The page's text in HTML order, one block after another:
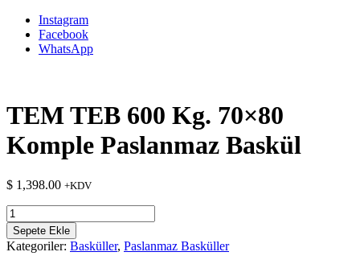
Instagram
Facebook
WhatsApp
TEM TEB 600 Kg. 70×80
Komple Paslanmaz Baskül
$ 1,398.00 +KDV
TEM
TEB
600
Sepete Ekle
Kategoriler: Basküller, Paslanmaz Basküller